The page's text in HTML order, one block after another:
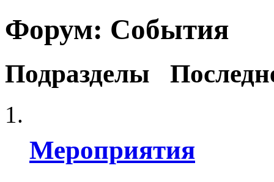
Форум: События
Подразделы
Мероприятия